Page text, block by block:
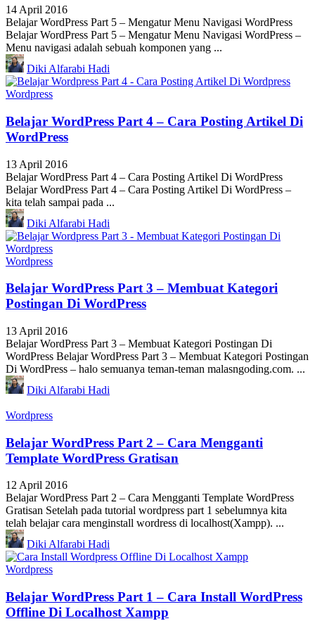
14 April 2016
Belajar WordPress Part 5 – Mengatur Menu Navigasi WordPress
Belajar WordPress Part 5 – Mengatur Menu Navigasi WordPress –
Menu navigasi adalah sebuah komponen yang ...
Diki Alfarabi Hadi
Wordpress
Belajar WordPress Part 4 – Cara Posting Artikel Di
WordPress
13 April 2016
Belajar WordPress Part 4 – Cara Posting Artikel Di WordPress
Belajar WordPress Part 4 – Cara Posting Artikel Di WordPress –
kita telah sampai pada ...
Diki Alfarabi Hadi
Wordpress
Belajar WordPress Part 3 – Membuat Kategori
Postingan Di WordPress
13 April 2016
Belajar WordPress Part 3 – Membuat Kategori Postingan Di
WordPress Belajar WordPress Part 3 – Membuat Kategori Postingan
Di WordPress – halo semuanya teman-teman malasngoding.com. ...
Diki Alfarabi Hadi
Wordpress
Belajar WordPress Part 2 – Cara Mengganti
Template WordPress Gratisan
12 April 2016
Belajar WordPress Part 2 – Cara Mengganti Template WordPress
Gratisan Setelah pada tutorial wordpress part 1 sebelumnya kita
telah belajar cara menginstall wordress di localhost(Xampp). ...
Diki Alfarabi Hadi
Wordpress
Belajar WordPress Part 1 – Cara Install WordPress
Offline Di Localhost Xampp